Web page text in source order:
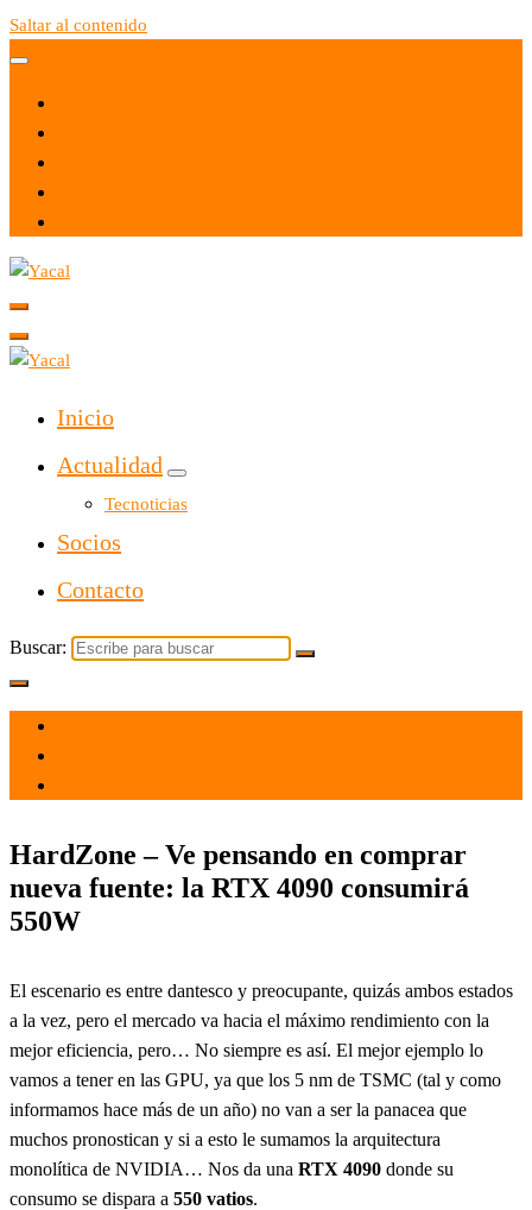
Saltar al contenido
Yacal micro hosting
Inicio
Actualidad
Tecnoticias
Socios
Contacto
Buscar:
HardZone – Ve pensando en comprar
nueva fuente: la RTX 4090 consumirá
550W
El escenario es entre dantesco y preocupante, quizás ambos estados
a la vez, pero el mercado va hacia el máximo rendimiento con la
mejor eficiencia, pero… No siempre es así. El mejor ejemplo lo
vamos a tener en las GPU, ya que los 5 nm de TSMC (tal y como
informamos hace más de un año) no van a ser la panacea que
muchos pronostican y si a esto le sumamos la arquitectura
monolítica de NVIDIA… Nos da una RTX 4090 donde su
consumo se dispara a 550 vatios.